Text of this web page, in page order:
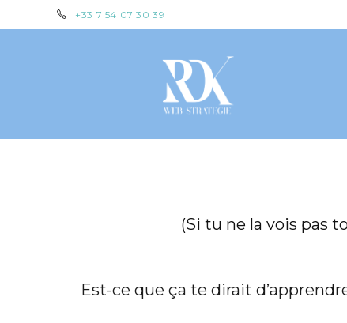
+33 7 54 07 30 39
(Si tu ne la vois pas
Est-ce que ça te dirait